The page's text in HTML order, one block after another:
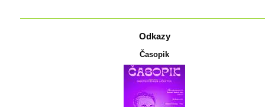
Odkazy
Časopik